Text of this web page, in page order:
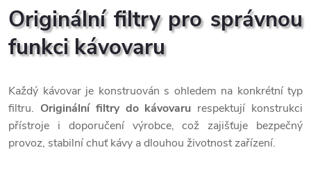
Originální filtry pro správnou
funkci kávovaru
Každý kávovar je konstruován s ohledem na konkrétní typ
filtru. Originální filtry do kávovaru respektují konstrukci
přístroje i doporučení výrobce, což zajišťuje bezpečný
provoz, stabilní chuť kávy a dlouhou životnost zařízení.